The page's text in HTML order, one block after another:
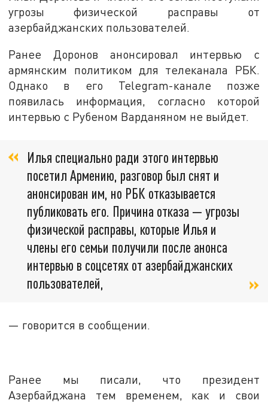
угрозы физической расправы от
азербайджанских пользователей.
Ранее Доронов анонсировал интервью с
армянским политиком для телеканала РБК.
Однако в его Telegram-канале позже
появилась информация, согласно которой
интервью с Рубеном Варданяном не выйдет.
Илья специально ради этого интервью
посетил Армению, разговор был снят и
анонсирован им, но РБК отказывается
публиковать его. Причина отказа — угрозы
физической расправы, которые Илья и
члены его семьи получили после анонса
интервью в соцсетях от азербайджанских
пользователей,
— говорится в сообщении.
Ранее мы писали, что президент
Азербайджана тем временем, как и свои